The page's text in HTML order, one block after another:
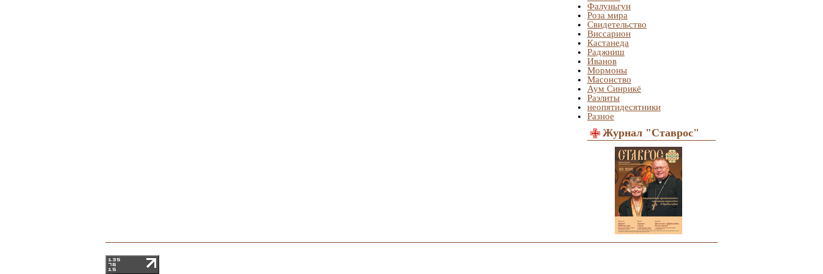
Фалуньгун
Роза мира
Свидетельство
Виссарион
Кастанеда
Раджниш
Иванов
Мормоны
Масонство
Аум Синрикё
Раэлиты
неопятидесятники
Разное
Журнал "Ставрос"